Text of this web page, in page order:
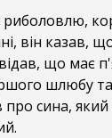
він казав,
що має
шлюбу
про сина,